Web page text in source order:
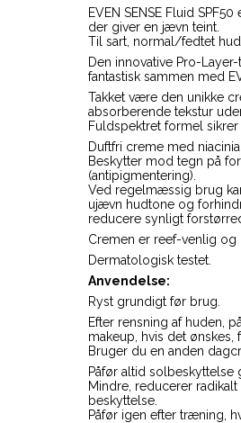
EVEN SENSE Fluid
der giver en jævn teint.
Til sart, normal/fedtet
Den innovative Pro-
fantastisk sammen med
Takket være den unikke
absorberende tekstur
Fuldspektret formel sikrer
Duftfri creme med
Beskytter mod tegn på
(antipigmentering).
Ved regelmæssig brug
ujævn hudtone og
reducere synligt
Cremen er reef-venlig
Dermatologisk testet.
Anvendelse:
Ryst grundigt før brug.
Efter rensning af huden,
makeup, hvis det
Bruger du en anden
Påfør altid solbeskyttelse
Mindre, reducerer
beskyttelse.
Påfør igen efter træning,